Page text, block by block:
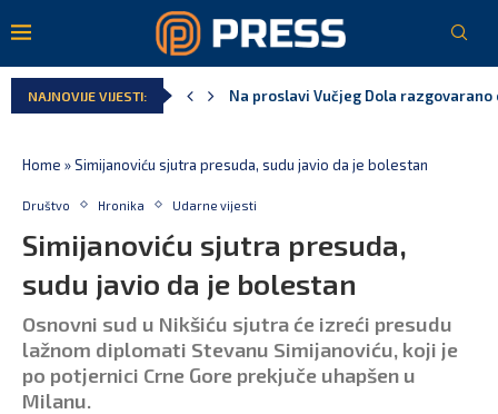
NAJNOVIJE VIJESTI: Na proslavi Vučjeg Dola
Home »Simijanoviću sjutra presuda, sudu javio da je bolestan
Društvo Hronika Udarne vijesti
Simijanoviću sjutra presuda,
sudu javio da je bolestan
Osnovni sud u Nikšiću sjutra će izreći presudu
lažnom diplomati Stevanu Simijanoviću, koji je
po potjernici Crne Gore prekjuče uhapšen u
Milanu.